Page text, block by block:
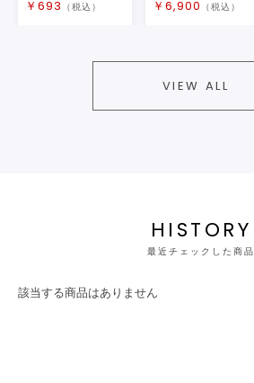
￥ 693 （税込） ￥ 6,900 （税込）
VIEW ALL
HISTORY
最近チェックした商品
該当する商品はありません